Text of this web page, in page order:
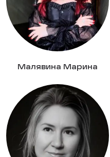
Малявина Марина